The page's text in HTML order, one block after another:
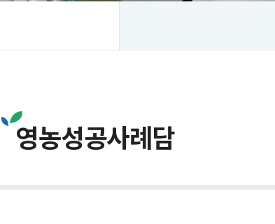
영농성공사례담